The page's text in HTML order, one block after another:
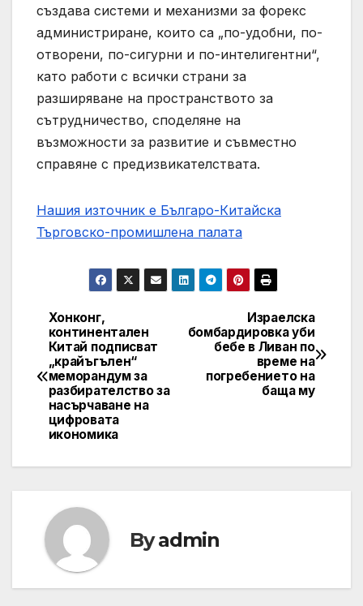
създава системи и механизми за форекс
администриране, които са „по-удобни, по-
отворени, по-сигурни и по-интелигентни“,
като работи с всички страни за
разширяване на пространството за
сътрудничество, споделяне на
възможности за развитие и съвместно
справяне с предизвикателствата.
Нашия източник е Българо-Китайска
Търговско-промишлена палaта
Post
navigation
Израелска
бомбардировка уби
бебе в Ливан по
време на
погребението на
баща му
Хонконг,
континентален
Китай подписват
„крайъгълен“
меморандум за
разбирателство за
насърчаване на
цифровата
икономика
Byadmin